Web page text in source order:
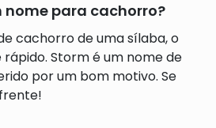
nome para cachorro?
cachorro de uma sílaba, o
Storm é um nome de
por um bom motivo. Se